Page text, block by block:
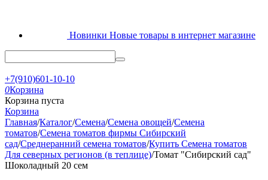
Новинки Новые товары в интернет магазине
+7(910)601-10-10
0Корзина
Корзина пуста
Корзина
Главная/Каталог/Семена/Семена овощей/Семена
томатов/Семена томатов фирмы Сибирский
сад/Среднеранний семена томатов/Купить Семена томатов
Для северных регионов (в теплице)/Томат "Сибирский сад"
Шоколадный 20 сем